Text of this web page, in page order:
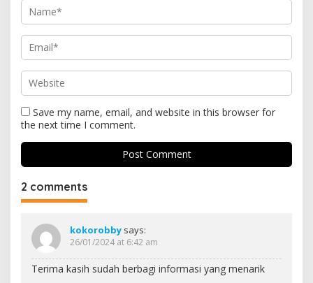
Save my name, email, and website in this browser for
the next time I comment.
2 comments
kokorobby says:
26/01/2024 at 6:42 am
Terima kasih sudah berbagi informasi yang menarik